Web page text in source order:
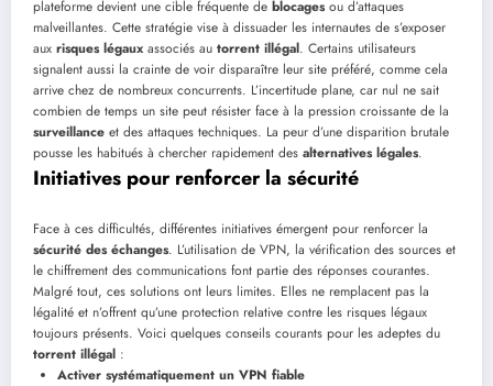
plateforme devient une cible fréquente de blocagesou d’attaques
malveillantes. Cette stratégie vise à dissuader les internautes de s’exposer
aux risques légaux associés au torrent illégal. Certains utilisateurs
signalent aussi la crainte de voir disparaître leur site préféré, comme cela
arrive chez de nombreux concurrents. L’incertitude plane, car nul ne sait
combien de temps un site peut résister face à la pression croissante de la
surveillance et des attaques techniques. La peur d’une disparition brutale
pousse les habitués à chercher rapidement des alternatives légales.
Initiatives pour renforcer la sécurité
Face à ces difficultés, différentes initiatives émergent pour renforcer la
sécurité des échanges. L’utilisation de VPN, la vérification des sources et
le chiffrement des communications font partie des réponses courantes.
Malgré tout, ces solutions ont leurs limites. Elles ne remplacent pas la
légalité et n’offrent qu’une protection relative contre les risques légaux
toujours présents. Voici quelques conseils courants pour les adeptes du
torrent illégal :
Activer systématiquement un VPN fiable